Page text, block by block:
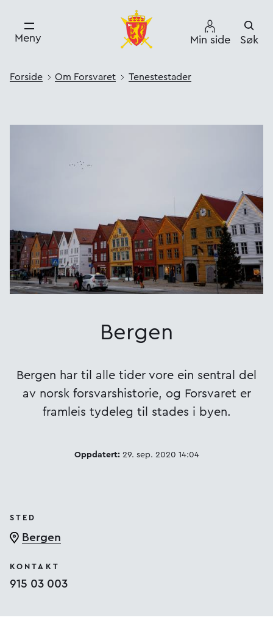
Meny Min side Søk
Forside Om Forsvaret Tenestestader
Bergen
Bergen har til alle tider vore ein sentral del
av norsk forsvarshistorie, og Forsvaret er
framleis tydeleg til stades i byen.
Oppdatert:29. sep. 2020 14:04
STED
Bergen
KONTAKT
915 03 003